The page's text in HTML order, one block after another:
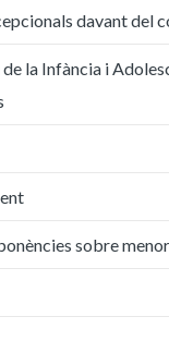
davant del
la Infància i
sobre